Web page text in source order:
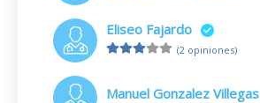
Eliseo Fajardo
(2 opiniones)
Manuel Gonzalez Villegas